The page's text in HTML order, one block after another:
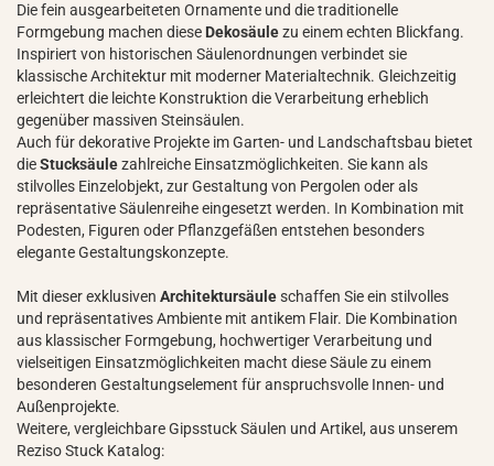
Die fein ausgearbeiteten Ornamente und die traditionelle
Formgebung machen diese Dekosäulezu einem echten Blickfang.
Inspiriert von historischen Säulenordnungen verbindet sie
klassische Architektur mit moderner Materialtechnik. Gleichzeitig
erleichtert die leichte Konstruktion die Verarbeitung erheblich
gegenüber massiven Steinsäulen.
Auch für dekorative Projekte im Garten- und Landschaftsbau bietet
dieStucksäulezahlreiche Einsatzmöglichkeiten. Sie kann als
stilvolles Einzelobjekt, zur Gestaltung von Pergolen oder als
repräsentative Säulenreihe eingesetzt werden. In Kombination mit
Podesten, Figuren oder Pflanzgefäßen entstehen besonders
elegante Gestaltungskonzepte.
Mit dieser exklusiven Architektursäuleschaffen Sie ein stilvolles
und repräsentatives Ambiente mit antikem Flair. Die Kombination
aus klassischer Formgebung, hochwertiger Verarbeitung und
vielseitigen Einsatzmöglichkeiten macht diese Säule zu einem
besonderen Gestaltungselement für anspruchsvolle Innen- und
Außenprojekte.
Weitere, vergleichbare Gipsstuck Säulen und Artikel, aus unserem
Reziso Stuck Katalog: